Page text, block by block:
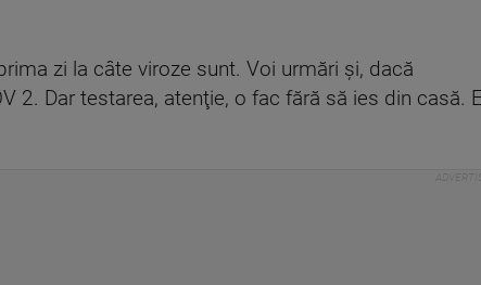
zi la câte viroze sunt. Voi urmări şi, dacă
2. Dar testarea, atenţie, o fac fără să ies din casă. E